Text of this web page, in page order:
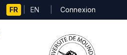
FR EN Connexion